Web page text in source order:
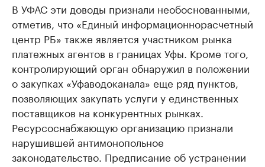
В УФАС эти доводы признали необоснованными,
отметив, что «Единый информационнорасчетный
центр РБ» также является участником рынка
платежных агентов в границах Уфы. Кроме того,
контролирующий орган обнаружил в положении
о закупках «Уфаводоканала» еще ряд пунктов,
позволяющих закупать услуги у единственных
поставщиков на конкурентных рынках.
Ресурсоснабжающую организацию признали
нарушившей антимонопольное
законодательство. Предписание об устранении